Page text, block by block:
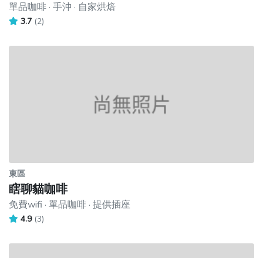
單品咖啡 · 手沖 · 自家烘焙
3.7 (2)
東區
瞎聊貓咖啡
免費wifi · 單品咖啡 · 提供插座
4.9 (3)